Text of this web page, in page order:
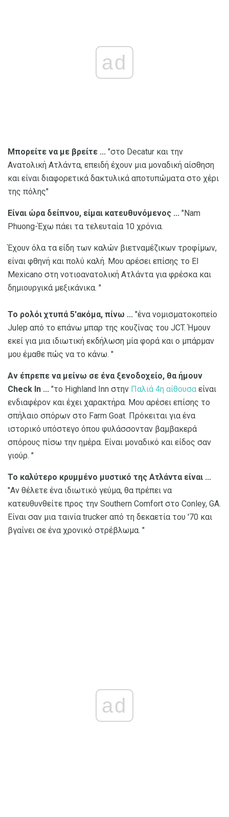
ad
Μπορείτε να με βρείτε ... "στο Decatur και την
Ανατολική Ατλάντα, επειδή έχουν μια μοναδική αίσθηση
και είναι διαφορετικά δακτυλικά αποτυπώματα στο χέρι
της πόλης"
Είναι ώρα δείπνου, είμαι κατευθυνόμενος ... "Nam
Phuong-Έχω πάει τα τελευταία 10 χρόνια.
Έχουν όλα τα είδη των καλών βιετναμέζικων τροφίμων,
είναι φθηνή και πολύ καλή. Μου αρέσει επίσης το El
Mexicano στη νοτιοανατολική Ατλάντα για φρέσκα και
δημιουργικά μεξικάνικα. "
Το ρολόι χτυπά 5'ακόμα, πίνω ... "ένα νομισματοκοπείο
Julep από το επάνω μπαρ της κουζίνας του JCT. Ήμουν
εκεί για μια ιδιωτική εκδήλωση μία φορά και ο μπάρμαν
μου έμαθε πώς να το κάνω. "
Αν έπρεπε να μείνω σε ένα ξενοδοχείο, θα ήμουν
Check In ... "το Highland Inn στην Παλιά 4η αίθουσα είναι
ενδιαφέρον και έχει χαρακτήρα. Μου αρέσει επίσης το
σπήλαιο σπόρων στο Farm Goat. Πρόκειται για ένα
ιστορικό υπόστεγο όπου φυλάσσονταν βαμβακερά
σπόρους πίσω την ημέρα. Είναι μοναδικό και είδος σαν
γιούρ. "
Το καλύτερο κρυμμένο μυστικό της Ατλάντα είναι ...
"Αν θέλετε ένα ιδιωτικό γεύμα, θα πρέπει να
κατευθυνθείτε προς την Southern Comfort στο Conley, GA.
Είναι σαν μια ταινία trucker από τη δεκαετία του '70 και
βγαίνει σε ένα χρονικό στρέβλωμα. "
ad